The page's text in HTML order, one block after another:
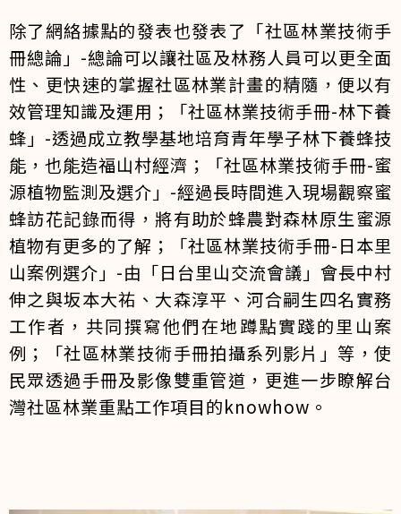
除了網絡據點的發表也發表了「社區林業技術手
冊總論」-總論可以讓社區及林務人員可以更全面
性、更快速的掌握社區林業計畫的精隨，便以有
效管理知識及運用；「社區林業技術手冊-林下養
蜂」-透過成立教學基地培育青年學子林下養蜂技
能，也能造福山村經濟；「社區林業技術手冊-蜜
源植物監測及選介」-經過長時間進入現場觀察蜜
蜂訪花記錄而得，將有助於蜂農對森林原生蜜源
植物有更多的了解；「社區林業技術手冊-日本里
山案例選介」-由「日台里山交流會議」會長中村
伸之與坂本大祐、大森淳平、河合嗣生四名實務
工作者，共同撰寫他們在地蹲點實踐的里山案
例；「社區林業技術手冊拍攝系列影片」等，使
民眾透過手冊及影像雙重管道，更進一步瞭解台
灣社區林業重點工作項目的knowhow。